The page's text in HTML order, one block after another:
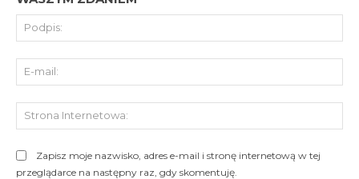
Zapisz moje nazwisko, adres e-mail i stronę internetową w tej
przeglądarce na następny raz, gdy skomentuję.